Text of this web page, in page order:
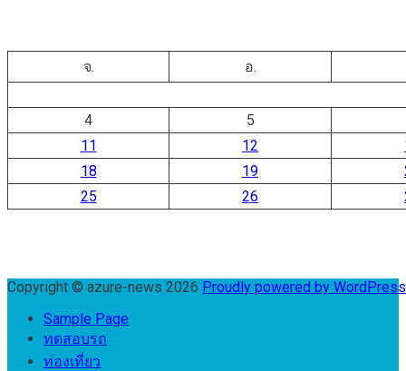
จ. อ.
4
5
11
12
18
19
25
26
Copyright © azure-news 2026 Proudly powered by
Sample Page
ทดสอบรถ
ท่องเที่ยว